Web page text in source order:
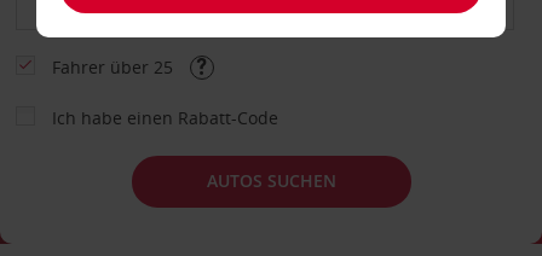
Fahrer über 25
Ich habe einen Rabatt-Code
AUTOS SUCHEN